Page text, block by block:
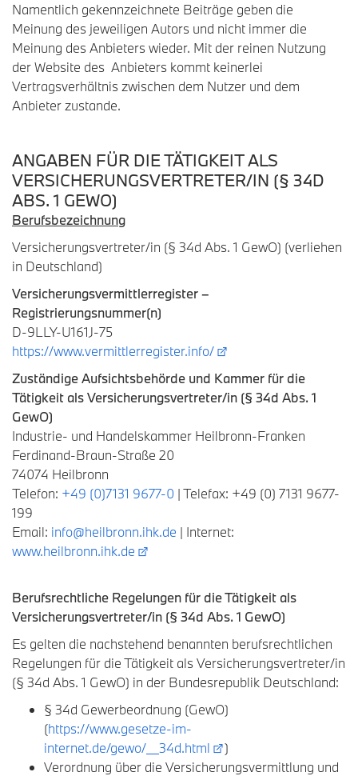
Namentlich gekennzeichnete Beiträge geben die
Meinung des jeweiligen Autors und nicht immer die
Meinung des Anbieters wieder. Mit der reinen Nutzung
der Website des Anbieters kommt keinerlei
Vertragsverhältnis zwischen dem Nutzer und dem
Anbieter zustande.
ANGABEN FÜR DIE TÄTIGKEIT ALS
VERSICHERUNGSVERTRETER/IN (§ 34D
ABS. 1 GEWO)
Berufsbezeichnung
Versicherungsvertreter/in (§ 34d Abs. 1 GewO) (verliehen
in Deutschland)
Versicherungsvermittlerregister –
Registrierungsnummer(n)
D-9LLY-U161J-75
https://www.vermittlerregister.info/
Zuständige Aufsichtsbehörde und Kammer für die
Tätigkeit als Versicherungsvertreter/in (§ 34d Abs. 1
GewO)
Industrie- und Handelskammer Heilbronn-Franken
Ferdinand-Braun-Straße 20
74074 Heilbronn
Telefon: +49 (0)7131 9677-0 | Telefax: +49 (0) 7131 9677-
199
Email: info@heilbronn.ihk.de | Internet:
www.heilbronn.ihk.de
Berufsrechtliche Regelungen für die Tätigkeit als
Versicherungsvertreter/in (§ 34d Abs. 1 GewO)
Es gelten die nachstehend benannten berufsrechtlichen
Regelungen für die Tätigkeit als Versicherungsvertreter/in
(§ 34d Abs. 1 GewO) in der Bundesrepublik Deutschland:
§ 34d Gewerbeordnung (GewO)
(https://www.gesetze-im-
internet.de/gewo/__34d.html
)
Verordnung über die Versicherungsvermittlung und